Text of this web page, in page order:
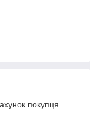
покупця